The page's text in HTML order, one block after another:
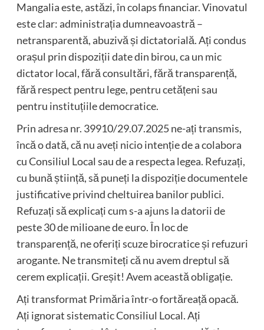
Mangalia este, astăzi, în colaps financiar. Vinovatul
este clar: administrația dumneavoastră –
netransparentă, abuzivă și dictatorială. Ați condus
orașul prin dispoziții date din birou, ca un mic
dictator local, fără consultări, fără transparență,
fără respect pentru lege, pentru cetățeni sau
pentru instituțiile democratice.
Prin adresa nr. 39910/29.07.2025 ne-ați transmis,
încă o dată, că nu aveți nicio intenție de a colabora
cu Consiliul Local sau de a respecta legea. Refuzați,
cu bună știință, să puneți la dispoziție documentele
justificative privind cheltuirea banilor publici.
Refuzați să explicați cum s-a ajuns la datorii de
peste 30 de milioane de euro. În loc de
transparență, ne oferiți scuze birocratice și refuzuri
arogante. Ne transmiteți că nu avem dreptul să
cerem explicații. Greșit! Avem această obligație.
Ați transformat Primăria într-o fortăreață opacă.
Ați ignorat sistematic Consiliul Local. Ați